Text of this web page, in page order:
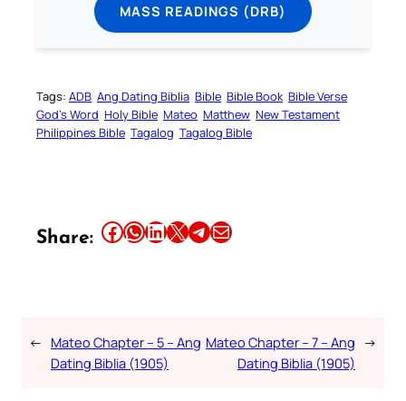
MASS READINGS (DRB)
Tags: ADB Ang Dating Biblia Bible Bible Book Bible Verse
God’s Word Holy Bible Mateo Matthew New Testament
Philippines Bible Tagalog Tagalog Bible
Share: Share this article on Facebook Share this article on WhatsApp Share this article on LinkedIn Share this article on X Share this article on TelegramEmail this Article
← Mateo Chapter – 5 – Ang
Dating Biblia (1905)
Mateo Chapter – 7 – Ang
Dating Biblia (1905)
→